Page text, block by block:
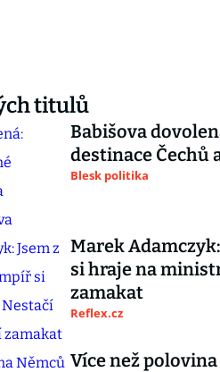
titulů
Babišova
destinace Čechů
Blesk politika
Marek
si hraje na
zamakat
Reflex.cz
Více než